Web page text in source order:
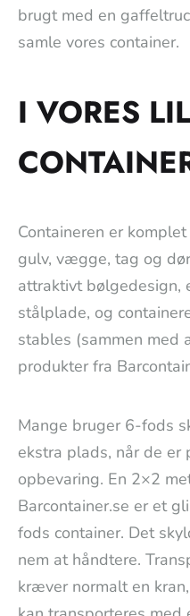
brugt med en
samle vores container.
I VORES
Containeren er
gulv, vægge, tag og
attraktivt bølgedesign,
stålplade, og
stables (sammen med
produkter fra
Mange bruger 6-fods
ekstra plads, når de er
opbevaring. En 2×2
Barcontainer.se er et
fods container. Det
nem at håndtere.
kræver normalt en